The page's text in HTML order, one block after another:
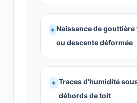
+ Naissance de
ou descente déformée
+ Traces d'humidité
débords de toit